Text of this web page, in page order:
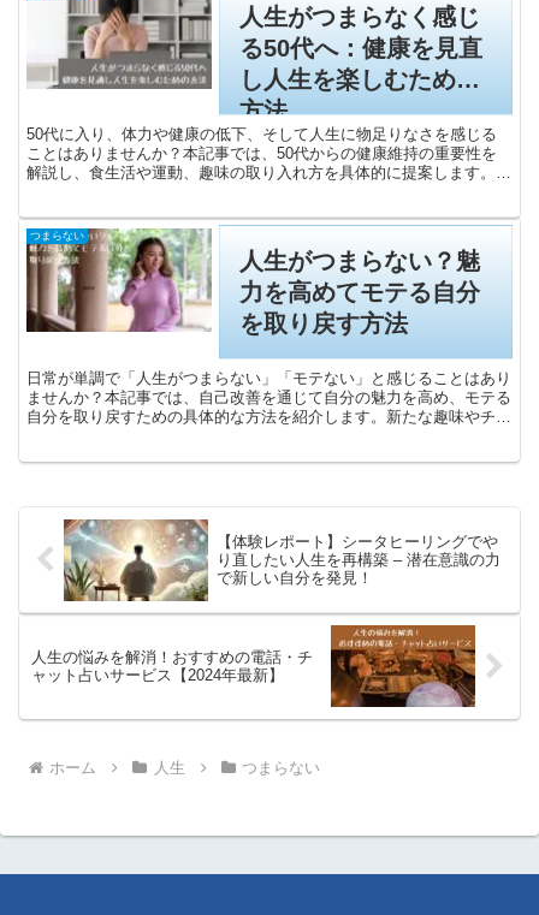
人生がつまらなく感じ
る50代へ：健康を見直
し人生を楽しむための
方法
50代に入り、体力や健康の低下、そして人生に物足りなさを感じる
ことはありませんか？本記事では、50代からの健康維持の重要性を
解説し、食生活や運動、趣味の取り入れ方を具体的に提案します。体
つけ、積極的に行動してみましょう。
つまらない
人生がつまらない？魅
力を高めてモテる自分
を取り戻す方法
日常が単調で「人生がつまらない」「モテない」と感じることはあり
ませんか？本記事では、自己改善を通じて自分の魅力を高め、モテる
自分を取り戻すための具体的な方法を紹介します。新たな趣味やチャ
【体験レポート】シータヒーリングでや
り直したい人生を再構築 – 潜在意識の力
で新しい自分を発見！
人生の悩みを解消！おすすめの電話・チ
ャット占いサービス【2024年最新】
ホーム 人生 つまらない